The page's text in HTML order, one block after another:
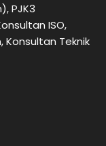
PJK3
ISO,
Konsultan Teknik